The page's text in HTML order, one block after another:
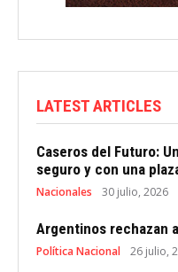
LATEST ARTICLES
Caseros del Futuro:
seguro y con una
Nacionales 30 julio, 2026
Argentinos rechazan
Política Nacional 26 julio,